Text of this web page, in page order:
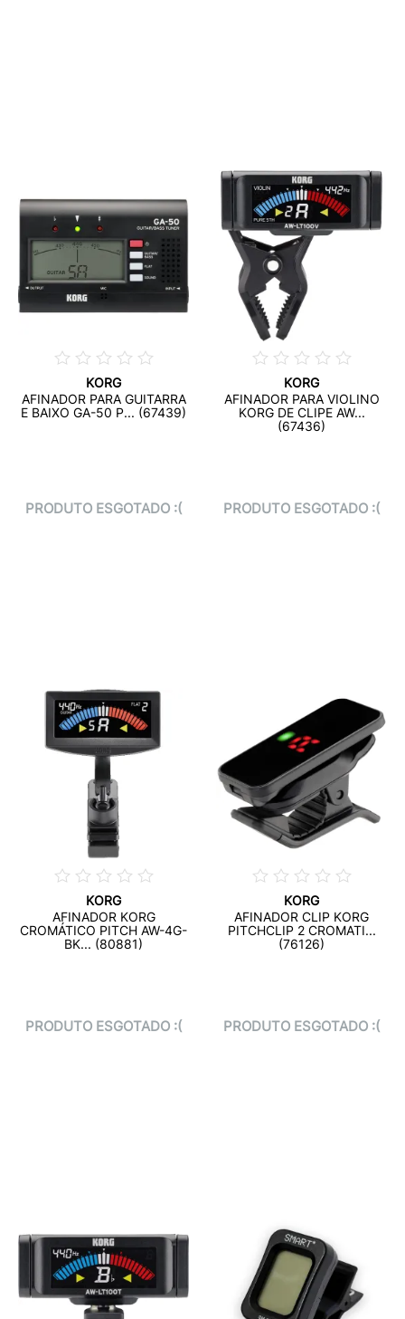
KORG
AFINADOR PARA GUITARRA
E BAIXO GA-50 P... (67439)
PRODUTO ESGOTADO :(
KORG
AFINADOR PARA VIOLINO
KORG DE CLIPE AW...
(67436)
PRODUTO ESGOTADO :(
KORG
AFINADOR KORG
CROMÁTICO PITCH AW-4G-
BK... (80881)
PRODUTO ESGOTADO :(
KORG
AFINADOR CLIP KORG
PITCHCLIP 2 CROMATI...
(76126)
PRODUTO ESGOTADO :(